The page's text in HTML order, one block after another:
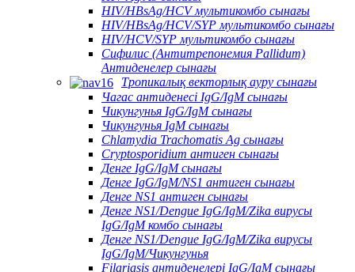
HIV/HBsAg/HCV мультикомбо сынағы
HIV/HBsAg/HCV/SYP мультикомбо сынағы
HIV/HCV/SYP мультикомбо сынағы
Сифилис (Антитрепонемия Pallidum)
Антиденелер сынағы
Тропикалық векторлық ауру сынағы
Чагас антиденесі IgG/IgM сынағы
Чикунгунья IgG/IgM сынағы
Чикунгунья IgM сынағы
Chlamydia Trachomatis Ag сынағы
Cryptosporidium антиген сынағы
Денге IgG/IgM сынағы
Денге IgG/IgM/NS1 антиген сынағы
Денге NS1 антиген сынағы
Денге NS1/Dengue IgG/IgM/Zika вирусы
IgG/IgM комбо сынағы
Денге NS1/Dengue IgG/IgM/Zika вирусы
IgG/IgM/Чикунгунья
Filariasis антиденелері IgG/IgM сынағы